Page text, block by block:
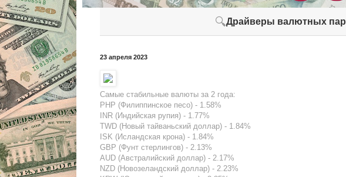
🔍Драйверы валютных пар
23 апреля 2023
Самые стабильные валюты за 2 года:
PHP (Филиппинское песо) - 1.58%
INR (Индийская рупия) - 1.77%
TWD (Новый тайваньский доллар) - 1.84%
ISK (Исландская крона) - 1.84%
GBP (Фунт стерлингов) - 2.13%
AUD (Австралийский доллар) - 2.17%
NZD (Новозеландский доллар) - 2.23%